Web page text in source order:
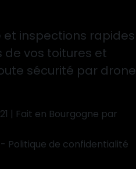
et inspections
de vos toitures et
sécurité par
| Fait en Bourgogne par
- Politique de confidentialité